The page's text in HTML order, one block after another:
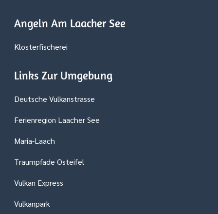
Angeln Am Laacher See
Klosterfischerei
Links Zur Umgebung
Deutsche Vulkanstrasse
Ferienregion Laacher See
Maria-Laach
Traumpfade Osteifel
Vulkan Express
Vulkanpark